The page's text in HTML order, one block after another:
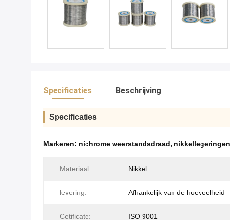
Specificaties Beschrijving
Specificaties
Markeren: nichrome weerstandsdraad, nikkellegeringen
Materiaal: Nikkel
levering: Afhankelijk van de hoeveelheid
Cetificate: ISO 9001